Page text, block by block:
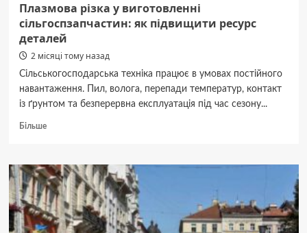
Плазмова різка у виготовленні
сільгоспзапчастин: як підвищити ресурс
деталей
2 місяці тому назад
Сільськогосподарська техніка працює в умовах постійного
навантаження. Пил, волога, перепади температур, контакт
із ґрунтом та безперервна експлуатація під час сезону...
БільшеДокладніше
різка
у
виготовленні
сільгоспзапчастин:
як
підвищити